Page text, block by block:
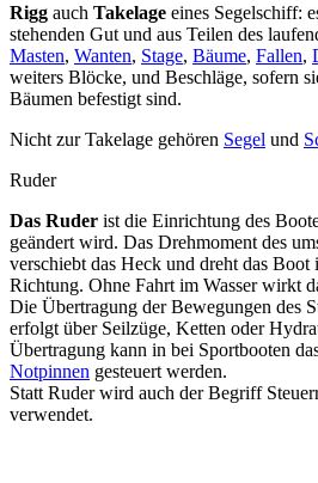
Rigg auch Takelage eines Segelschiff:
stehenden Gut und aus Teilen des
Masten, Wanten, Stage, Bäume, Fallen,
weiters Blöcke, und Beschläge, sofern
Bäumen befestigt sind.
Nicht zur Takelage gehören Segel und
Ruder
Das Ruder ist die Einrichtung des
geändert wird. Das Drehmoment des
verschiebt das Heck und dreht das Boot
Richtung. Ohne Fahrt im Wasser wirkt
Die Übertragung der Bewegungen des
erfolgt über Seilzüge, Ketten oder
Übertragung kann in bei Sportbooten
Notpinnen gesteuert werden.
Statt Ruder wird auch der Begriff
verwendet.